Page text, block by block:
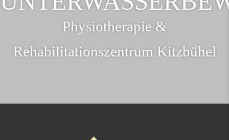
Physiotherapie &
Rehabilitationszentrum Kitzbühel